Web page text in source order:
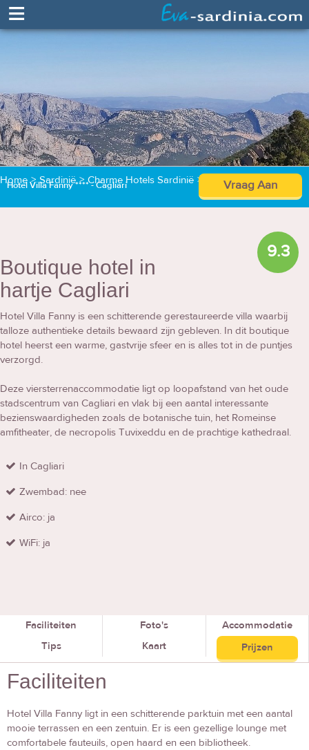
≡
Home > Sardinië > Charme Hotels Sardinië > Hotel Villa Fanny****
Hotel Villa Fanny **** - Cagliari Vraag Aan
9.3
Boutique hotel in
hartje Cagliari
Hotel Villa Fanny is een schitterende gerestaureerde villa waarbij
talloze authentieke details bewaard zijn gebleven. In dit boutique
hotel heerst een warme, gastvrije sfeer en is alles tot in de puntjes
verzorgd.
Deze viersterrenaccommodatie ligt op loopafstand van het oude
stadscentrum van Cagliari en vlak bij een aantal interessante
bezienswaardigheden zoals de botanische tuin, het Romeinse
amfitheater, de necropolis Tuvixeddu en de prachtige kathedraal.
In Cagliari
Zwembad: nee
Airco: ja
WiFi: ja
Faciliteiten Foto's
Accommodatie
Tips
Kaart Prijzen
Faciliteiten
Hotel Villa Fanny ligt in een schitterende parktuin met een aantal
mooie terrassen en een zentuin. Er is een gezellige lounge met
comfortabele fauteuils, open haard en een bibliotheek.